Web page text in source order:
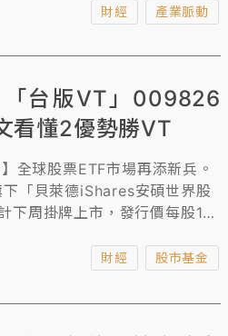
戶長期租賃合約，以超過9成
財經 產業脈動
台版VT」009826
懂2優勢勝VT
全球股票ETF市場再添新兵。
「貝萊德iShares安碩世界股
下周掛牌上市，發行價每股10
，希望滿足投資人一次掌握全
財經 股市基金